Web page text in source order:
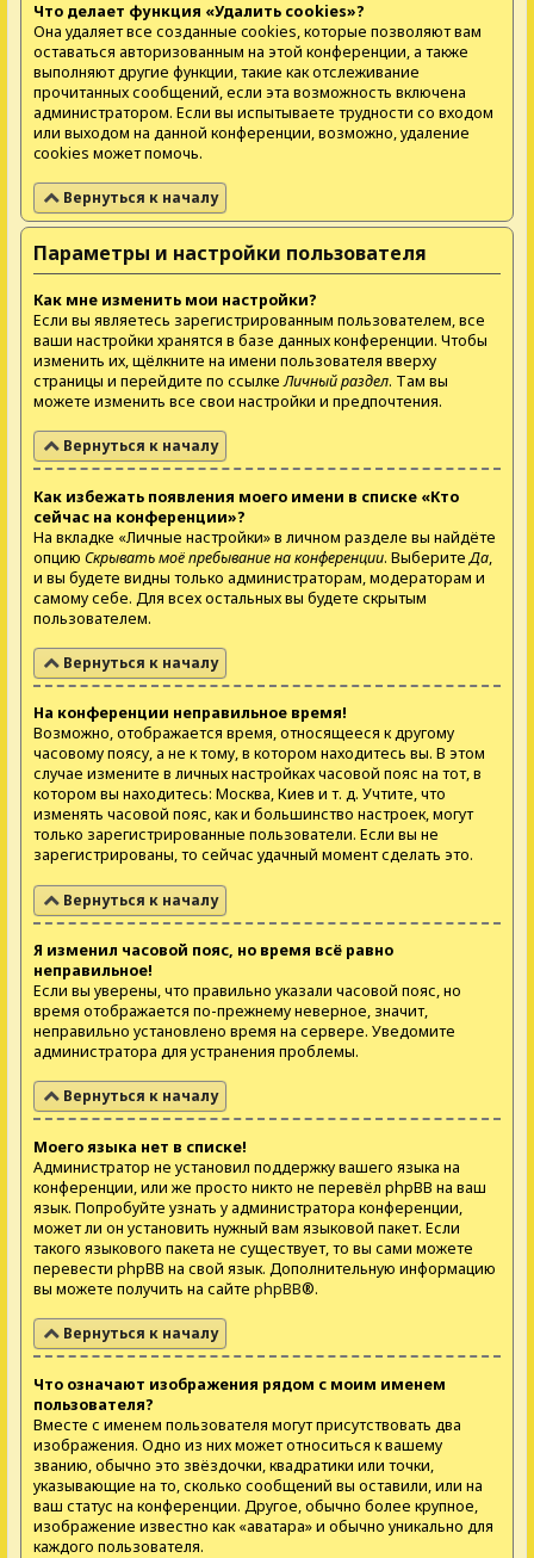
Что делает функция «Удалить cookies»?
Она удаляет все созданные cookies, которые позволяют вам
оставаться авторизованным на этой конференции, а также
выполняют другие функции, такие как отслеживание
прочитанных сообщений, если эта возможность включена
администратором. Если вы испытываете трудности со входом
или выходом на данной конференции, возможно, удаление
cookies может помочь.
Вернуться к началу
Параметры и настройки пользователя
Как мне изменить мои настройки?
Если вы являетесь зарегистрированным пользователем, все
ваши настройки хранятся в базе данных конференции. Чтобы
изменить их, щёлкните на имени пользователя вверху
страницы и перейдите по ссылкеЛичный раздел. Там вы
можете изменить все свои настройки и предпочтения.
Вернуться к началу
Как избежать появления моего имени в списке «Кто
сейчас на конференции»?
На вкладке «Личные настройки» в личном разделе вы найдёте
опцию Скрывать моё пребывание на конференции. ВыберитеДа,
и вы будете видны только администраторам, модераторам и
самому себе. Для всех остальных вы будете скрытым
пользователем.
Вернуться к началу
На конференции неправильное время!
Возможно, отображается время, относящееся к другому
часовому поясу, а не к тому, в котором находитесь вы. В этом
случае измените в личных настройках часовой пояс на тот, в
котором вы находитесь: Москва, Киев и т. д. Учтите, что
изменять часовой пояс, как и большинство настроек, могут
только зарегистрированные пользователи. Если вы не
зарегистрированы, то сейчас удачный момент сделать это.
Вернуться к началу
Я изменил часовой пояс, но время всё равно
неправильное!
Если вы уверены, что правильно указали часовой пояс, но
время отображается по-прежнему неверное, значит,
неправильно установлено время на сервере. Уведомите
администратора для устранения проблемы.
Вернуться к началу
Моего языка нет в списке!
Администратор не установил поддержку вашего языка на
конференции, или же просто никто не перевёл phpBB на ваш
язык. Попробуйте узнать у администратора конференции,
может ли он установить нужный вам языковой пакет. Если
такого языкового пакета не существует, то вы сами можете
перевести phpBB на свой язык. Дополнительную информацию
вы можете получить на сайте phpBB®.
Вернуться к началу
Что означают изображения рядом с моим именем
пользователя?
Вместе с именем пользователя могут присутствовать два
изображения. Одно из них может относиться к вашему
званию, обычно это звёздочки, квадратики или точки,
указывающие на то, сколько сообщений вы оставили, или на
ваш статус на конференции. Другое, обычно более крупное,
изображение известно как «аватара» и обычно уникально для
каждого пользователя.